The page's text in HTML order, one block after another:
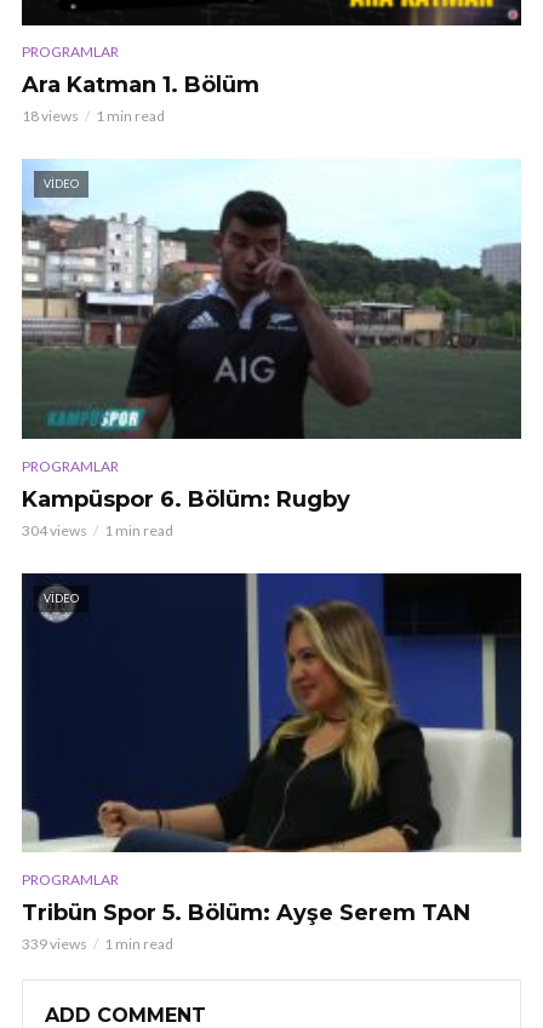
PROGRAMLAR
Ara Katman 1. Bölüm
18 views 1 min read
VIDEO
PROGRAMLAR
Kampüspor 6. Bölüm: Rugby
304 views 1 min read
VIDEO
PROGRAMLAR
Tribün Spor 5. Bölüm: Ayşe Serem TAN
339 views 1 min read
ADD COMMENT